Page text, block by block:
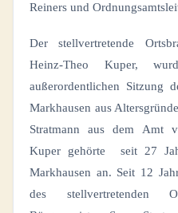
Reiners und
Der stellvertretende
Heinz-Theo Kuper,
außerordentlichen Sitzung
Markhausen aus
Stratmann aus dem Amt
Kuper gehörte seit 27
Markhausen an. Seit 12
des stellvertretenden